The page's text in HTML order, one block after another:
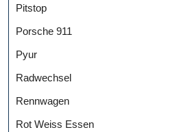
Pitstop
Porsche 911
Pyur
Radwechsel
Rennwagen
Rot Weiss Essen